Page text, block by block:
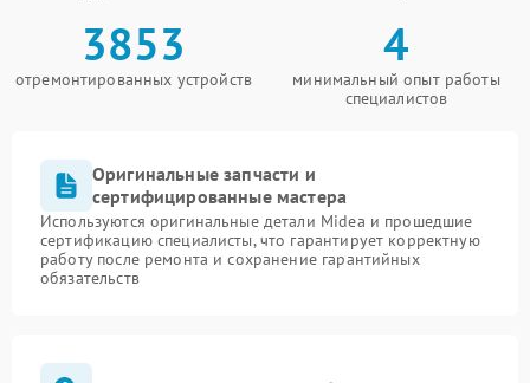
3853
отремонтированных устройств
4
минимальный опыт работы
специалистов
Оригинальные запчасти и
сертифицированные мастера
Используются оригинальные детали Midea и прошедшие
сертификацию специалисты, что гарантирует корректную
работу после ремонта и сохранение гарантийных
обязательств